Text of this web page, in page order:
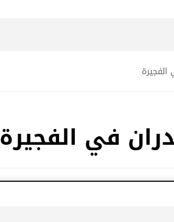
في الفجيرة